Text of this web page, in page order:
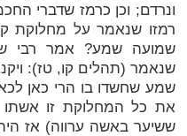
ונרדם; וכן כרמז שדברי
רמזו שנאמר על מחלוקת
שמועה שמע? אמר רבי
שנאמר (תהלים קו, טז):
שמע שחשדו בו הרי כאן
את כל המחלוקת זו אשתו
ששיער באשה ערווה) אז